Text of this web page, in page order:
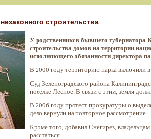
строительства
У родственников бывшего губернатора
строительства домов на территории
исполняющего обязанности директора
В 2000 году территорию парка
Суд Зеленоградского района
поселке Лесное. В связи с этим, земля
В 2006 году протест прокуратуры о
дело вернули на повторное рассмотрение.
Кроме того, добавил Снегирев,
расстаться.